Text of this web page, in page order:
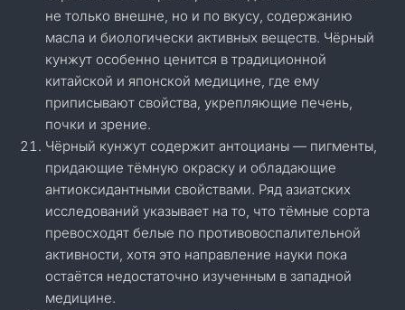
не только внешне, но и по вкусу, содержанию
масла и биологически активных веществ. Чёрный
кунжут особенно ценится в традиционной
китайской и японской медицине, где ему
приписывают свойства, укрепляющие печень,
почки и зрение.
Чёрный кунжут содержит антоцианы — пигменты,
придающие тёмную окраску и обладающие
антиоксидантными свойствами. Ряд азиатских
исследований указывает на то, что тёмные сорта
превосходят белые по противовоспалительной
активности, хотя это направление науки пока
остаётся недостаточно изученным в западной
медицине.